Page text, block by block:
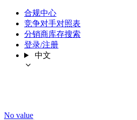
合规中心
竞争对手对照表
分销商库存搜索
登录/注册
中文
No value